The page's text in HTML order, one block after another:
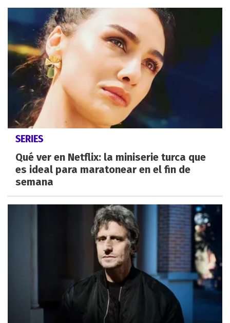
SERIES
Qué ver en Netflix: la miniserie turca que
es ideal para maratonear en el fin de
semana